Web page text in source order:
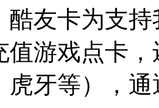
酷友卡为支
值游戏点卡
虎牙等），通